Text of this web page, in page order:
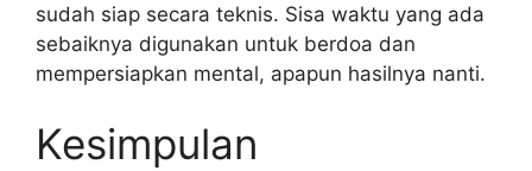
sudah siap secara teknis. Sisa waktu yang ada
sebaiknya digunakan untuk berdoa dan
mempersiapkan mental, apapun hasilnya nanti.
Kesimpulan